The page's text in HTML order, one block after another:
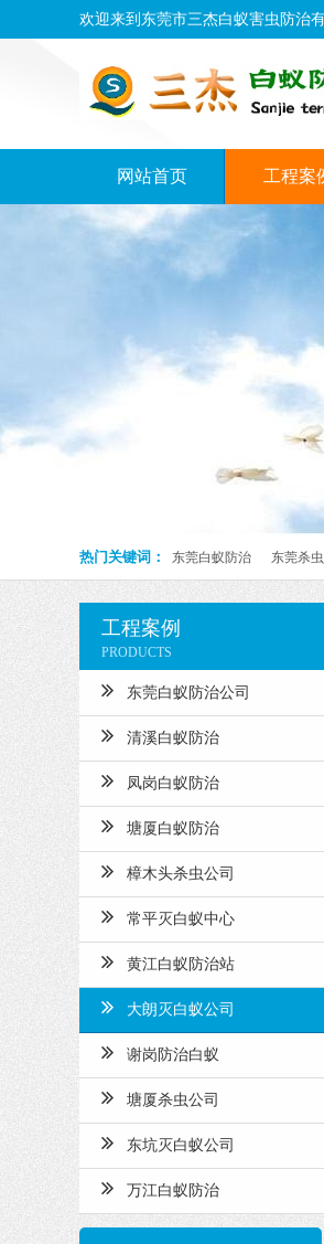
欢迎来到东莞市三杰白蚁害虫防治
网站首页 工程案
热门关键词： 东莞白蚁防治 东莞杀
工程案例
PRODUCTS
东莞白蚁防治公司
清溪白蚁防治
凤岗白蚁防治
塘厦白蚁防治
樟木头杀虫公司
常平灭白蚁中心
黄江白蚁防治站
大朗灭白蚁公司
谢岗防治白蚁
塘厦杀虫公司
东坑灭白蚁公司
万江白蚁防治